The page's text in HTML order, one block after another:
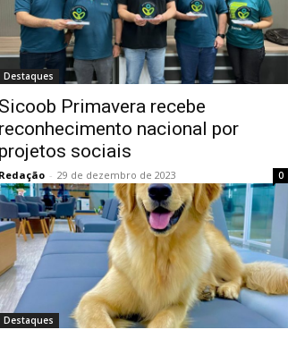
Destaques
Sicoob Primavera recebe
reconhecimento nacional por
projetos sociais
Redação - 29 de dezembro de 2023 0
Destaques